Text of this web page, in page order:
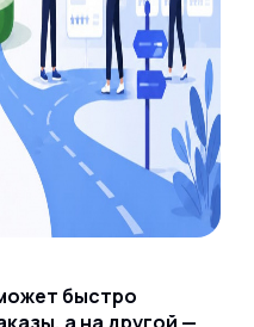
быстро